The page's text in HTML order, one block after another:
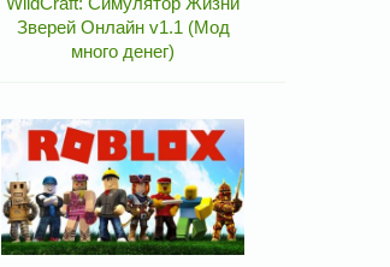
Зверей Онлайн v1.1 (Мод
много денег)